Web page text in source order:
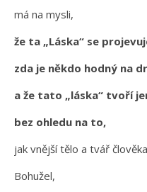
má na mysli,
že ta „Láska“ se
zda je někdo hodný na
a že tato „láska“ tvoří
bez ohledu na to,
jak vnější tělo a tvář
Bohužel,